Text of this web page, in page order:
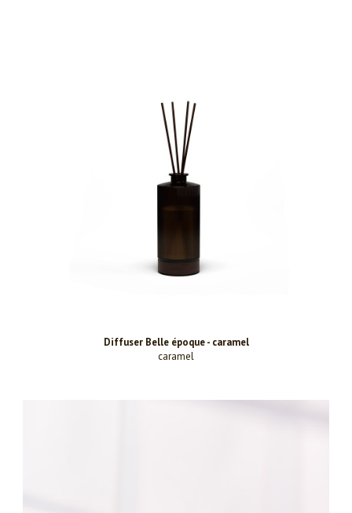
Diffuser Belle époque - caramel
caramel